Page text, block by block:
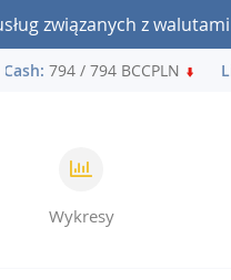
związanych z
794 / 794 BCCPLN
Wykresy